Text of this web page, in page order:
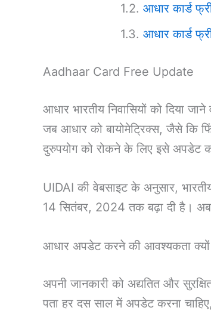
आधार कार्ड
आधार कार्ड
Aadhaar Card Free Update
आधार भारतीय निवासियों को दिया
जब आधार को बायोमेट्रिक्स, जैसे कि
दुरुपयोग को रोकने के लिए इसे अपडेट
UIDAI की वेबसाइट के अनुसार,
14 सितंबर, 2024 तक बढ़ा दी है।
आधार अपडेट करने की आवश्यकता
अपनी जानकारी को अद्यतित और
पता हर दस साल में अपडेट करना